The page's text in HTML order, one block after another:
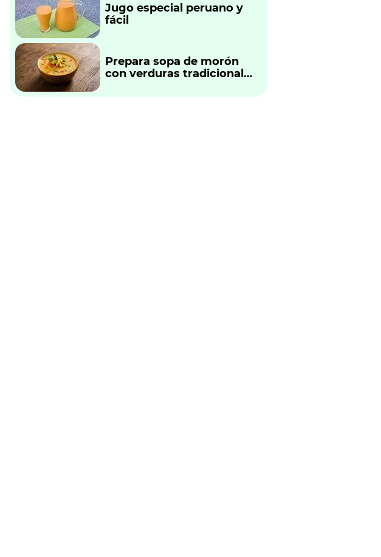
Jugo especial peruano y
fácil
Prepara sopa de morón
con verduras tradicional